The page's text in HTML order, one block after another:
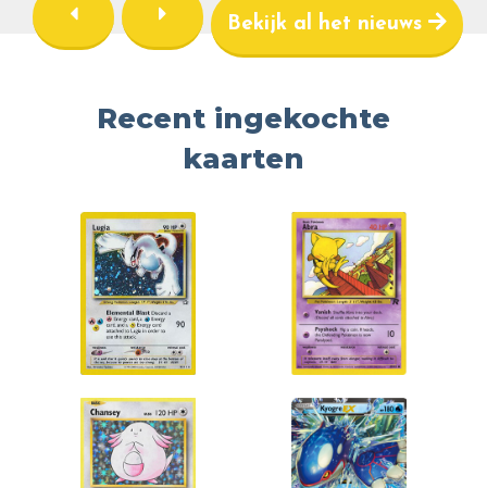
Bekijk al het nieuws
Recent ingekochte
kaarten